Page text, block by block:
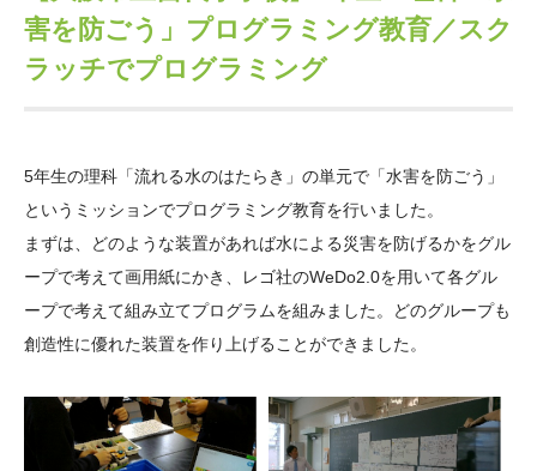
中谷財団40年史
40年史別冊
年報一覧 中谷財団レポート
研究助成 交流助成
ム
科学教育振興助成・
次世代理系人材育成プ
ログラム助成
その他情報
個人情報保護に関する
アクセス よくあるご質問
サイトマップ 中谷財団アーカイブ
お問い合わせ
日本語 English マイページ
害を防ごう」プログラミング教育／スク
ラッチでプログラミング
5年生の理科「流れる水のはたらき」の単元で「水害を防ごう」
というミッションでプログラミング教育を行いました。
まずは、どのような装置があれば水による災害を防げるかをグル
ープで考えて画用紙にかき、レゴ社のWeDo2.0を用いて各グル
ープで考えて組み立てプログラムを組みました。どのグループも
創造性に優れた装置を作り上げることができました。